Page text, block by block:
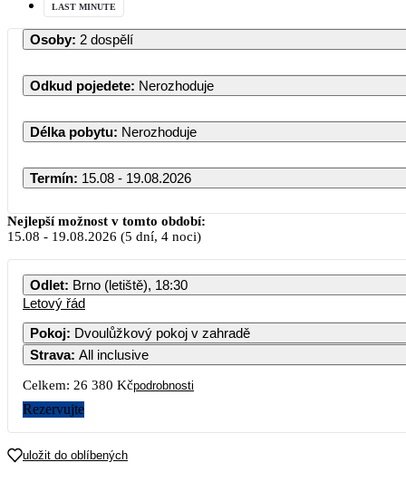
LAST MINUTE
Osoby: 2 dospělí
Odkud pojedete: Nerozhoduje
Délka pobytu: Nerozhoduje
Termín: 15.08 - 19.08.2026
Nejlepší možnost v tomto období:
15.08 - 19.08.2026 (5 dní, 4 noci)
Odlet: Brno (letiště), 18:30
Letový řád
Pokoj: Dvoulůžkový pokoj v zahradě
Strava: All inclusive
Celkem: 26 380 Kčpodrobnosti
Rezervujte
uložit do oblíbených